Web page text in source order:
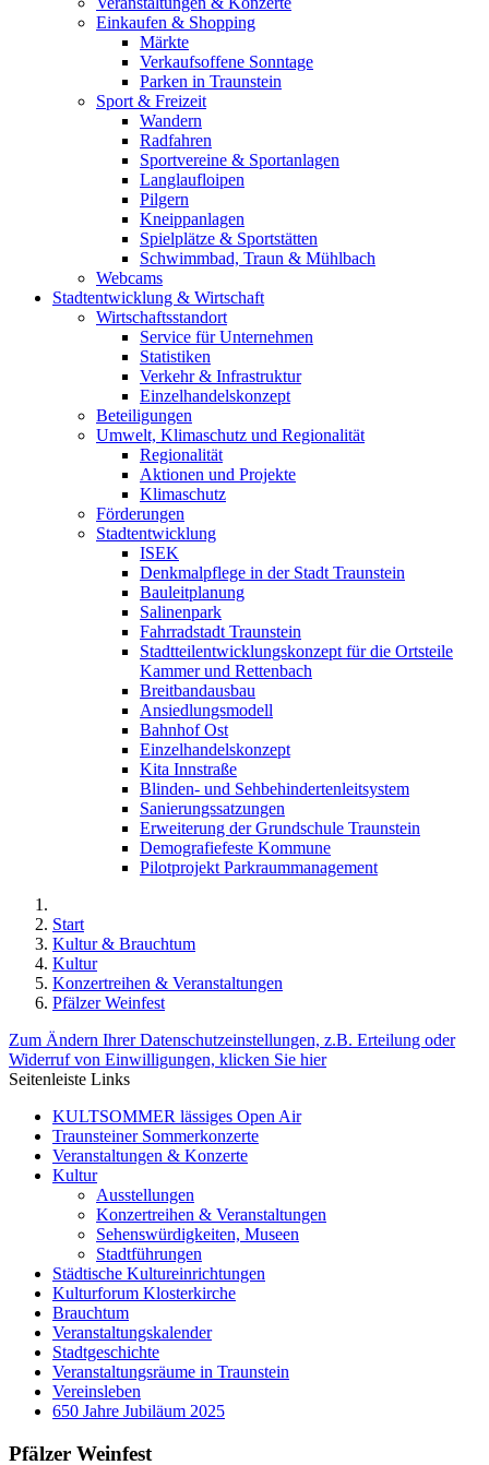
Einkaufen & Shopping
Märkte
Verkaufsoffene Sonntage
Parken in Traunstein
Sport & Freizeit
Wandern
Radfahren
Sportvereine & Sportanlagen
Langlaufloipen
Pilgern
Kneippanlagen
Spielplätze & Sportstätten
Schwimmbad, Traun & Mühlbach
Webcams
Stadtentwicklung & Wirtschaft
Wirtschaftsstandort
Service für Unternehmen
Statistiken
Verkehr & Infrastruktur
Einzelhandelskonzept
Beteiligungen
Umwelt, Klimaschutz und Regionalität
Regionalität
Aktionen und Projekte
Klimaschutz
Förderungen
Stadtentwicklung
ISEK
Denkmalpflege in der Stadt Traunstein
Bauleitplanung
Salinenpark
Fahrradstadt Traunstein
Stadtteilentwicklungskonzept für die Ortsteile
Kammer und Rettenbach
Breitbandausbau
Ansiedlungsmodell
Bahnhof Ost
Einzelhandelskonzept
Kita Innstraße
Blinden- und Sehbehindertenleitsystem
Sanierungssatzungen
Erweiterung der Grundschule Traunstein
Demografiefeste Kommune
Pilotprojekt Parkraummanagement
Start
Kultur & Brauchtum
Kultur
Konzertreihen & Veranstaltungen
Pfälzer Weinfest
Zum Ändern Ihrer Datenschutzeinstellungen, z.B. Erteilung oder
Widerruf von Einwilligungen, klicken Sie hier
Seitenleiste Links
KULTSOMMER lässiges Open Air
Traunsteiner Sommerkonzerte
Veranstaltungen & Konzerte
Kultur
Ausstellungen
Konzertreihen & Veranstaltungen
Sehenswürdigkeiten, Museen
Stadtführungen
Städtische Kultureinrichtungen
Kulturforum Klosterkirche
Brauchtum
Veranstaltungskalender
Stadtgeschichte
Veranstaltungsräume in Traunstein
Vereinsleben
650 Jahre Jubiläum 2025
Pfälzer Weinfest